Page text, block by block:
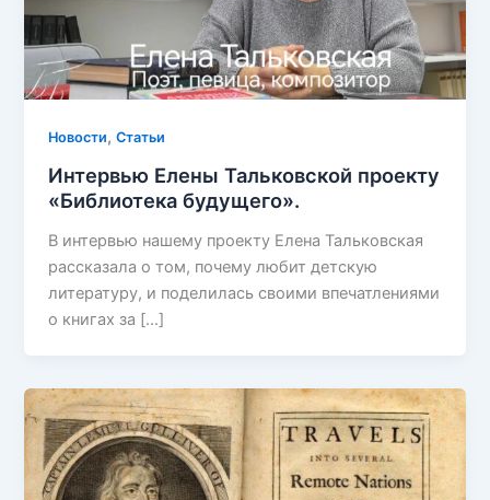
Новости,Статьи
Интервью Елены Тальковской проекту
«Библиотека будущего».
В интервью нашему проекту Елена Тальковская
рассказала о том, почему любит детскую
литературу, и поделилась своими впечатлениями
о книгах за […]